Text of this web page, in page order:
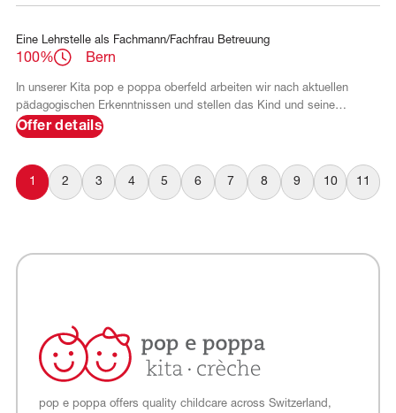
de l'entreprise et aux parents des comm
Eine Lehrstelle als Fachmann/Fachfrau Betreuung
100% Bern
In unserer Kita pop e poppa oberfeld arbeiten wir nach aktuellen
pädagogischen Erkenntnissen und stellen das Kind und seine
individuellen Bedürfnisse konsequent ins Zentrum. In altersgetrennten
Gruppen begleitet unser engagiertes Team jedes Kind spielerisch auf
Lernen ermutigen die Kinder, die Welt um sich herum zu entdecken, zu
gestalten und in Beziehung zu treten.
Offer details
1 2 3 4 5 6 7 8 9 10 11
pop e poppa offers quality childcare across Switzerland,